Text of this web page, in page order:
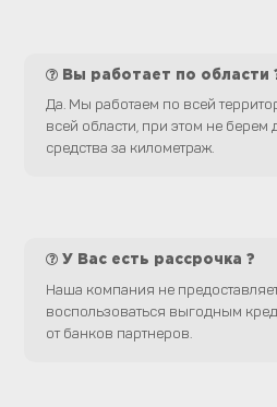
Вы работает по области
Да. Мы работаем по всей
всей области, при этом не берем
средства за километраж.
У Вас есть рассрочка ?
Наша компания не
воспользоваться выгодным
от банков партнеров.